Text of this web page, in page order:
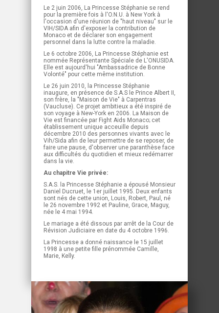
Le 2 juin 2006, La Princesse Stéphanie se rend
pour la première fois à l'O.N.U. à New York à
l'occasion d'une réunion de "haut niveau" sur le
VIH/SIDA afin d'exposer la contribution de
Monaco et de déclarer son engagement
personnel dans la lutte contre la maladie.
Le 6 octobre 2006, La Princesse Stéphanie est
nommée Représentante Spéciale de L'ONUSIDA.
Elle est aujourd'hui "Ambassadrice de Bonne
Volonté" pour cette même institution.
Le 26 juin 2010, la Princesse Stéphanie
inaugure, en présence de S.A.S le Prince Albert II,
son frère, la "Maison de Vie" à Carpentras
(Vaucluse). Ce projet ambitieux a été inspiré de
son voyage à New-York en 2006. La Maison de
Vie est financée par Fight Aids Monaco; cet
établissement unique acceuille depuis
décembre 2010 des personnes vivants avec le
Vih/Sida afin de leur permettre de se reposer, de
faire une pause, d'observer une paranthèse face
aux difficultés du quotidien et mieux redémarrer
dans la vie.
Au chapitre Vie privée:
S.A.S. la Princesse Stéphanie a épousé Monsieur
Daniel Ducruet, le 1er juillet 1995. Deux enfants
sont nés de cette union, Louis, Robert, Paul, né
le 26 novembre 1992 et Pauline, Grace, Maguy,
née le 4 mai 1994.
Le mariage a été dissous par arrêt de la Cour de
Révision Judiciaire en date du 4 octobre 1996.
La Princesse a donné naissance le 15 juillet
1998 à une petite fille prénommée Camille,
Marie, Kelly.